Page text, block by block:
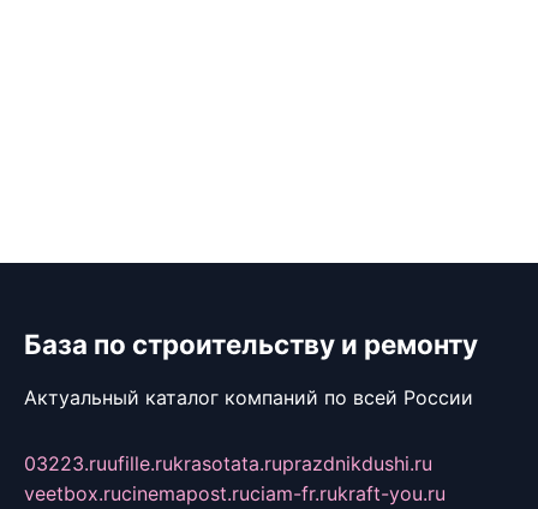
База по строительству и ремонту
Актуальный каталог компаний по всей России
03223.ruufille.rukrasotata.ruprazdnikdushi.ru
veetbox.rucinemapost.ruciam-fr.rukraft-you.ru